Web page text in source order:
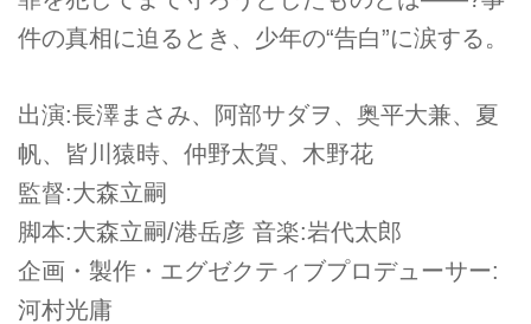
件の真相に迫るとき、少年の“告白”に涙する。
出演:長澤まさみ、阿部サダヲ、奥平大兼、夏
帆、皆川猿時、仲野太賀、木野花
監督:大森立嗣
脚本:大森立嗣/港岳彦 音楽:岩代太郎
企画・製作・エグゼクティブプロデューサー:
河村光庸